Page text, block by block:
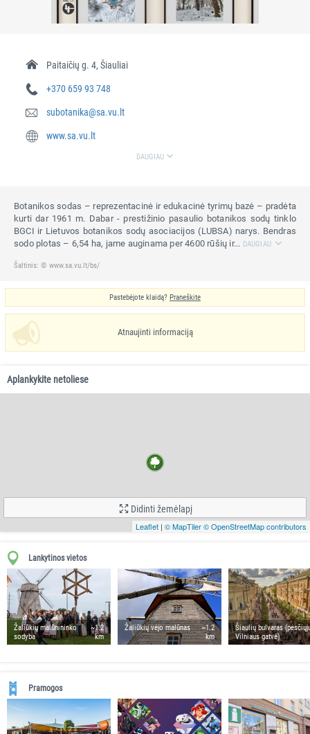
Botanikos sodas – reprezentacinė ir edukacinė tyrimų bazė – pradėta
kurti dar 1961 m. Dabar - prestižinio pasaulio botanikos sodų tinklo
BGCI ir Lietuvos botanikos sodų asociacijos (LUBSA) narys. Bendras
sodo plotas – 6,54 ha, jame auginama per 4600 rūšių ir... DAUGIAU
Šaltinis: © www.sa.vu.lt/bs/
Pastebėjote klaidą? Praneškite
Atnaujinti informaciją
Aplankykite netoliese
Leaflet | © MapTiler© OpenStreetMap contributors
Didinti žemėlapį
Lankytinos vietos
Žaliūkių malūnininko
sodyba
~1.2
km
Žaliūkių vėjo malūnas
~1.2
km
Šiaulių bulvaras
Vilniaus gatvė)
Pramogos
Paitaičių g. 4, Šiauliai
+370 659 93 748
subotanika@sa.vu.lt
www.sa.vu.lt
DAUGIAU